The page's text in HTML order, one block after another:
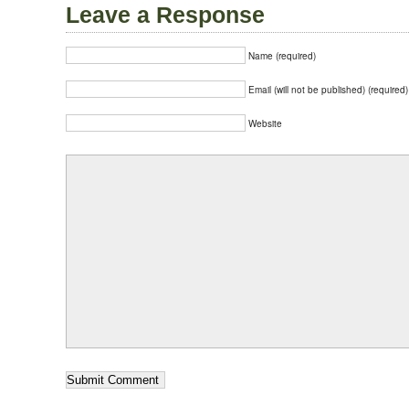
Leave a Response
Name (required)
Email (will not be published) (required)
Website